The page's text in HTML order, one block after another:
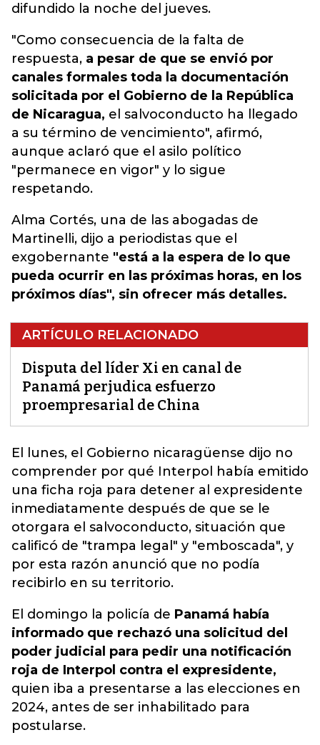
difundido la noche del jueves.
"Como consecuencia de la falta de
respuesta, a pesar de que se envió por
canales formales toda la documentación
solicitada por el Gobierno de la República
de Nicaragua, el salvoconducto ha llegado
a su término de vencimiento", afirmó,
aunque aclaró que el asilo político
"permanece en vigor" y lo sigue
respetando.
Alma Cortés, una de las abogadas de
Martinelli, dijo a periodistas que el
exgobernante "está a la espera de lo que
pueda ocurrir en las próximas horas, en los
próximos días", sin ofrecer más detalles.
ARTÍCULO RELACIONADO
Disputa del líder Xi en canal de
Panamá perjudica esfuerzo
proempresarial de China
El lunes, el Gobierno nicaragüense dijo no
comprender por qué Interpol había emitido
una ficha roja para detener al expresidente
inmediatamente después de que se le
otorgara el salvoconducto, situación que
calificó de "trampa legal" y "emboscada", y
por esta razón anunció que no podía
recibirlo en su territorio.
El domingo la policía de Panamá había
informado que rechazó una solicitud del
poder judicial para pedir una notificación
roja de Interpol contra el expresidente,
quien iba a presentarse a las elecciones en
2024, antes de ser inhabilitado para
postularse.